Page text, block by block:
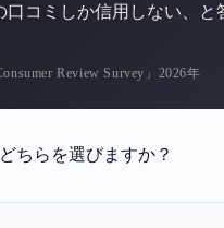
口コミしか信用しない、と
Review Survey」2026年
ちらを選びますか？